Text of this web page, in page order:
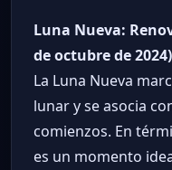
Luna Nueva:
de octubre de 2024)
La Luna Nueva
lunar y se asocia
comienzos. En
es un momento